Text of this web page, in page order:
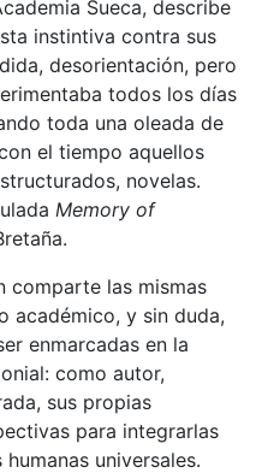
Sueca, describe
instintiva contra sus
desorientación, pero
todos los días
toda una oleada de
el tiempo aquellos
novelas.
Memory of
comparte las mismas
académico, y sin duda,
enmarcadas en la
como autor,
sus propias
para integrarlas
universales.